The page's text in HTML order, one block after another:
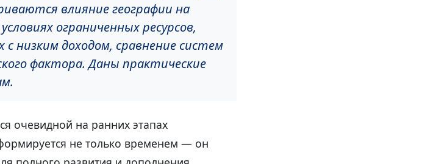
влияние географии на
ограниченных ресурсов,
низким доходом, сравнение систем
фактора. Даны практические
очевидной на ранних этапах
не только временем — он